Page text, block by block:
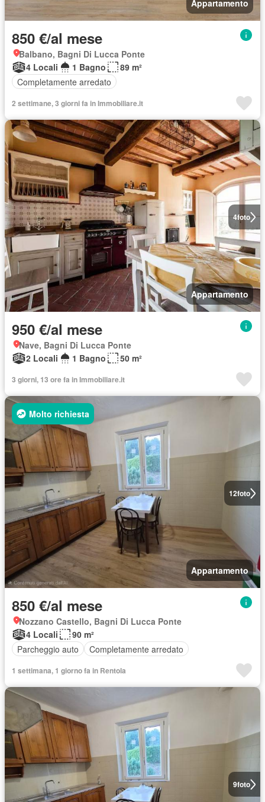
Appartamento
850 €/al mese
Balbano, Bagni Di Lucca Ponte
4 Locali
1 Bagno
89 m²
Completamente arredato
2 settimane, 3 giorni fa in Immobiliare.it
4foto
Appartamento
950 €/al mese
Nave, Bagni Di Lucca Ponte
2 Locali
1 Bagno 50 m²
3 giorni, 13 ore fa in Immobiliare.it
12foto
Molto richiesta
Appartamento
850 €/al mese
Nozzano Castello, Bagni Di Lucca Ponte
4 Locali
90 m²
Parcheggio auto
Completamente arredato
1 settimana, 1 giorno fa in Rentola
9foto